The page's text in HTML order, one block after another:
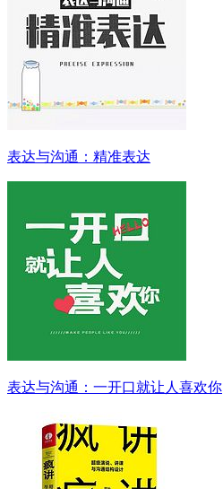
表达与沟通：精准表达
表达与沟通：一开口就让人喜欢你